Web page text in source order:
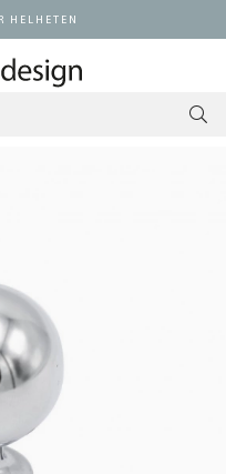
HELHETEN